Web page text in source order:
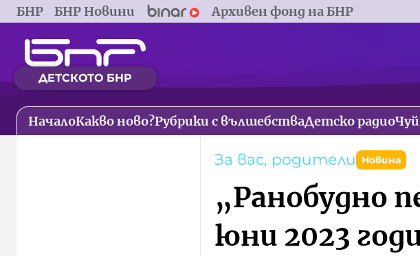
БНР БНР Новини Архивен фонд на БНР
ДЕТСКОТО БНР
НачалоКакво ново?Рубрики с вълшебстваДетско радио
За вас, родители Новина
„Ранобудно
юни 2023